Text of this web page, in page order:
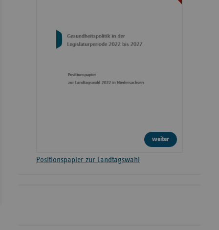
weiter
Positionspapier zur Landtagswahl